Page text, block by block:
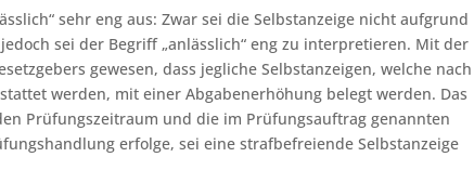
sehr eng aus: Zwar sei die Selbstanzeige nicht aufgrund
sei der Begriff „anlässlich“ eng zu interpretieren. Mit der
gewesen, dass jegliche Selbstanzeigen, welche nach
werden, mit einer Abgabenerhöhung belegt werden. Das
Prüfungszeitraum und die im Prüfungsauftrag genannten
erfolge, sei eine strafbefreiende Selbstanzeige